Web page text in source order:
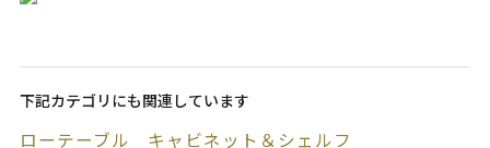
下記カテゴリにも関連しています
ローテーブル
キャビネット＆シェルフ